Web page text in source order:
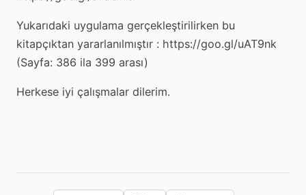
Yukarıdaki uygulama gerçekleştirilirken bu
kitapçıktan yararlanılmıştır : https://goo.gl/uAT9nk
(Sayfa: 386 ila 399 arası)
Herkese iyi çalışmalar dilerim.